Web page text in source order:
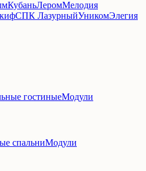
КубаньЛеромМелодия
СПК ЛазурныйУникомЭлегия
гостиныеМодули
спальниМодули